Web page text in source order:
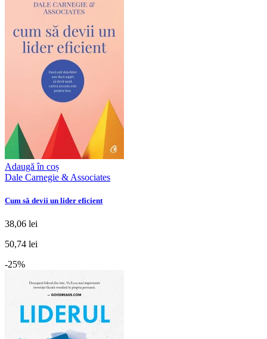
Adaugă în coș
Dale Carnegie & Associates
Cum să devii un lider eficient
38,06 lei
50,74 lei
-25%